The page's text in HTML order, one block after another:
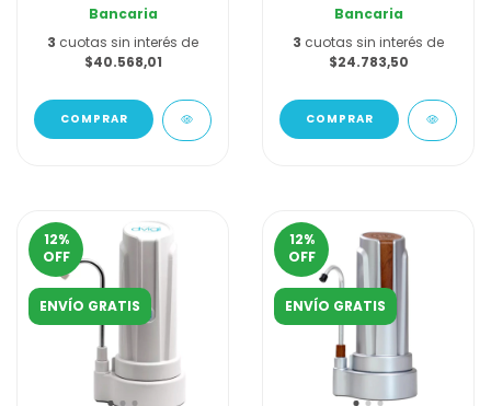
Bancaria
3 cuotas sin interés de
$40.568,01
Bancaria
3 cuotas sin interés de
$24.783,50
COMPRAR
12%
OFF
ENVÍO GRATIS
12%
OFF
ENVÍO GRATIS